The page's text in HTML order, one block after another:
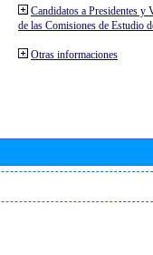
Candidatos a Presidentes y
de las Comisiones de Estudio
Otras informaciones